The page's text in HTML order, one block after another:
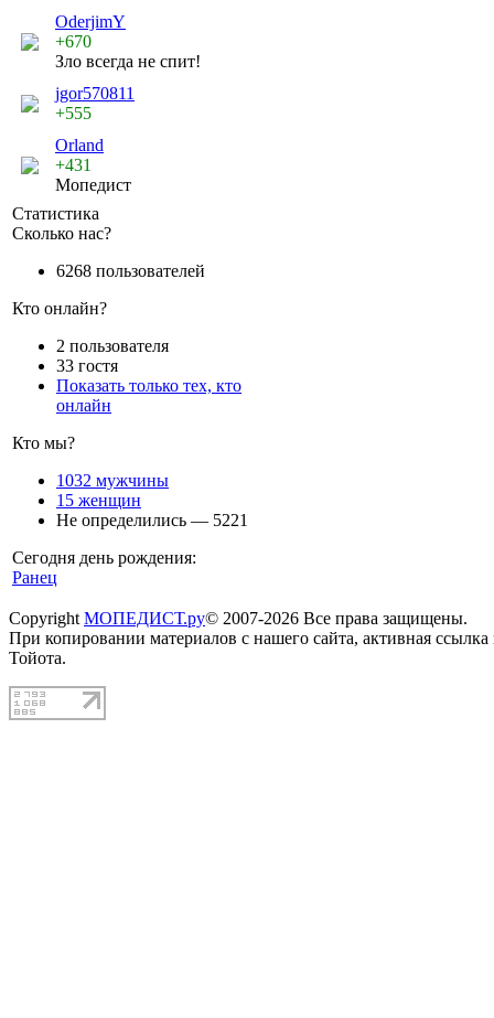
OderjimY
+670
Зло всегда не спит!
jgor570811
+555
Orland
+431
Мопедист
Статистика
Сколько нас?
6268 пользователей
Кто онлайн?
2 пользователя
33 гостя
Показать только тех, кто
онлайн
Кто мы?
1032 мужчины
15 женщин
Не определились — 5221
Сегодня день рождения:
Ранец
Copyright МОПЕДИСТ.ру© 2007-2026 Все права защищены.
При копировании материалов с нашего сайта, активная
Тойота.